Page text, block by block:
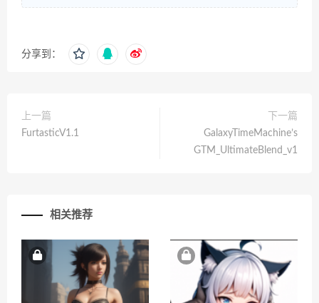
分享到：
上一篇
FurtasticV1.1
下一篇
GalaxyTimeMachine’s
GTM_UltimateBlend_v1
相关推荐